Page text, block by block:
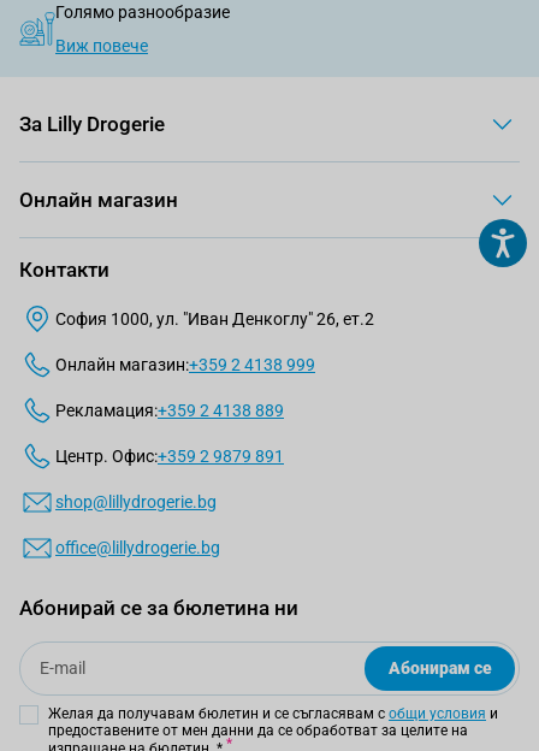
Голямо разнообразие
Виж повече
За Lilly Drogerie
Онлайн магазин
Контакти
София 1000, ул. "Иван Денкоглу" 26, ет.2
Онлайн магазин:+359 2 4138 999
Рекламация:+359 2 4138 889
Центр. Офис:+359 2 9879 891
shop@lillydrogerie.bg
office@lillydrogerie.bg
Абонирай се за бюлетина ни
Email
Абонирам се
Желая да получавам бюлетин и се съгласявам с общи условия и
предоставените от мен данни да се обработват за целите на